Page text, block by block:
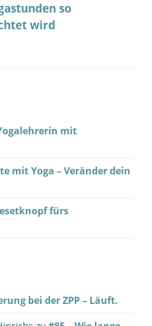
so
wird
mit
mit Yoga – Veränder dein
fürs
bei der ZPP – Läuft.